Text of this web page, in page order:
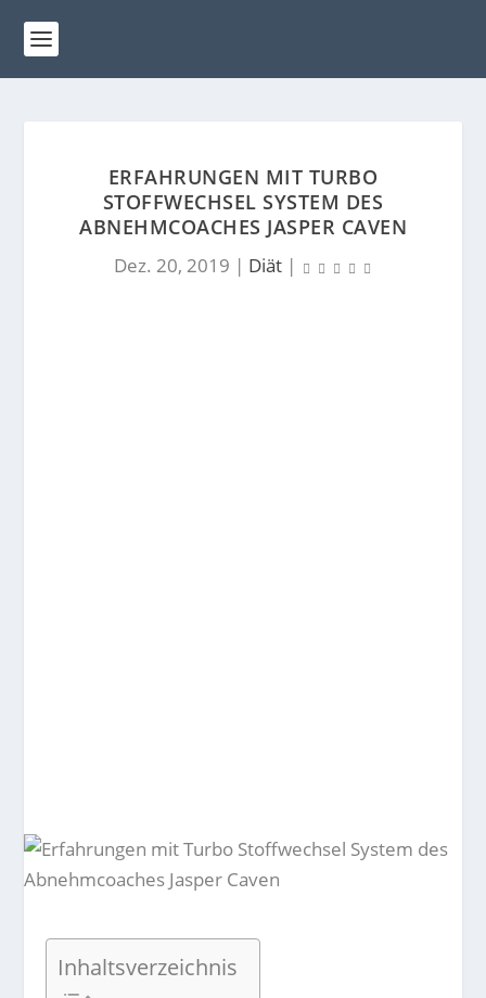
ERFAHRUNGEN MIT TURBO
STOFFWECHSEL SYSTEM DES
ABNEHMCOACHES JASPER CAVEN
Dez. 20, 2019 | Diät |
Inhaltsverzeichnis